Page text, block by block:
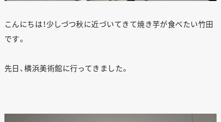
こんにちは！少しづつ秋に近づいてきて焼き芋が食べたい竹田
です。
先日、横浜美術館に行ってきました。